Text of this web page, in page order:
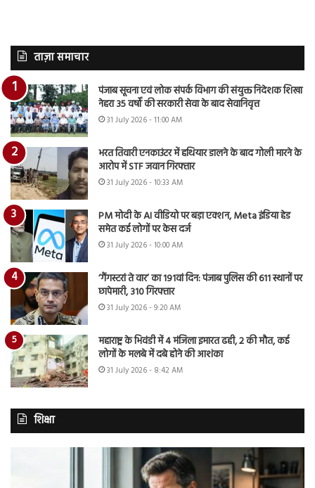
ताज़ा समाचार
पंजाब सूचना एवं लोक संपर्क विभाग की संयुक्त निदेशक शिखा
नेहरा 35 वर्षों की सरकारी सेवा के बाद सेवानिवृत्त
31 July 2026 - 11:00 AM
भरत तिवारी एनकाउंटर में हथियार डालने के बाद गोली मारने के
आरोप में STF जवान गिरफ्तार
31 July 2026 - 10:33 AM
PM मोदी के AI वीडियो पर बड़ा एक्शन, Meta इंडिया हेड
समेत कई लोगों पर केस दर्ज
31 July 2026 - 10:00 AM
‘गैंगस्टरां ते वार’ का 191वां दिन: पंजाब पुलिस की 611 स्थानों पर
छापेमारी, 310 गिरफ्तार
31 July 2026 - 9:20 AM
महाराष्ट्र के भिवंडी में 4 मंजिला इमारत ढही, 2 की मौत, कई
लोगों के मलबे में दबे होने की आशंका
31 July 2026 - 8:42 AM
शिक्षा